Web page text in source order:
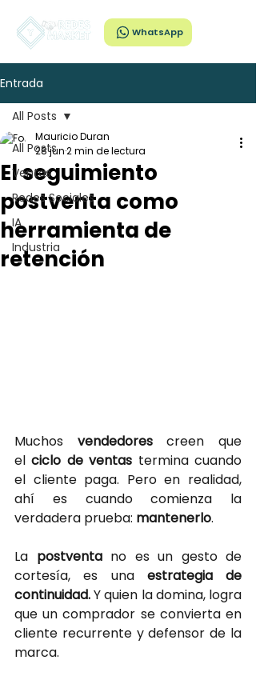
WhatsApp
Entrada
All Posts
Ventas
Redes Sociales
IA
Industria
All Posts
El seguimiento
postventa como
herramienta de
retención
Mauricio Duran
28 jun2 min de lectura
Muchos vendedores creen que
el ciclo de ventas termina cuando
el cliente paga. Pero en realidad,
ahí es cuando comienza la
verdadera prueba: mantenerlo.
La postventa no es un gesto de
cortesía, es una estrategia de
continuidad. Y quien la domina, logra
que un comprador se convierta en
cliente recurrente y defensor de la
marca.